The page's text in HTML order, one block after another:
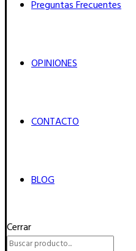
Preguntas Frecuentes
OPINIONES
CONTACTO
BLOG
Cerrar
Buscar